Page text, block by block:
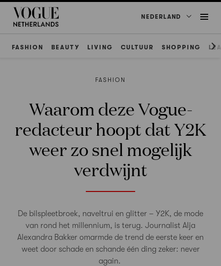
NEDERLAND
FASHION BEAUTY LIVING CULTUUR SHOPPING
FASHION
Waarom deze Vogue-
redacteur hoopt dat Y2K
weer zo snel mogelijk
verdwijnt
De bilspleetbroek, naveltrui en glitter – Y2K, de mode
van rond het millennium, is terug. Journalist Alja
Alexandra Bakker omarmde de trend de eerste keer en
weet door schade en schande één ding zeker: never
again.